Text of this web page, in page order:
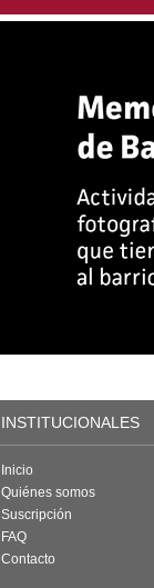
INSTITUCIONALES
Inicio
Quiénes somos
Suscripción
FAQ
Contacto